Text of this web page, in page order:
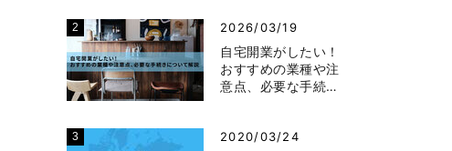
2026/03/19
自宅開業がしたい！
おすすめの業種や注
意点、必要な手続…
2020/03/24